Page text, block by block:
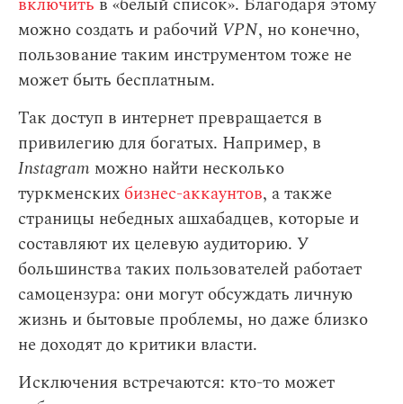
можно создать и рабочий VPN, но конечно,
пользование таким инструментом тоже не
может быть бесплатным.
Так доступ в интернет превращается в
привилегию для богатых. Например, в
Instagram можно найти несколько
туркменских бизнес-аккаунтов, а также
страницы небедных ашхабадцев, которые и
составляют их целевую аудиторию. У
большинства таких пользователей работает
самоцензура: они могут обсуждать личную
жизнь и бытовые проблемы, но даже близко
не доходят до критики власти.
Исключения встречаются: кто-то может